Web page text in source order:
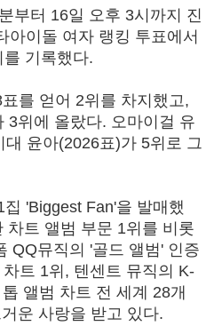
부터 16일 오후 3시까지 진
아이돌 여자 랭킹 투표에서
기록했다.
를 얻어 2위를 차지했고,
3위에 올랐다. 오마이걸 유
윤아(2026표)가 5위로 그
'Biggest Fan'을 발매했
차트 앨범 부문 1위를 비롯
QQ뮤직의 '골드 앨범' 인증
트 1위, 텐센트 뮤직의 K-
앨범 차트 전 세계 28개
운 사랑을 받고 있다.